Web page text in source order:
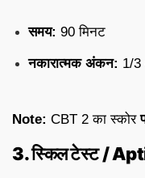
समय: 90 मिनट
नकारात्मक अंकन: 1/
Note: CBT 2 का स्कोर
3. स्किल टेस्ट /